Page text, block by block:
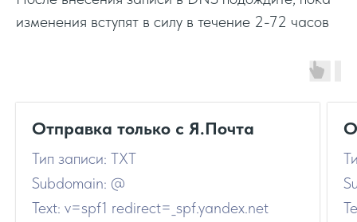
изменения вступят в силу в течение 2-72 часов
Отправка только с Я.Почта
Тип записи: TXT
Subdomain: @
Text: v=spf1 redirect=_spf.yandex.net